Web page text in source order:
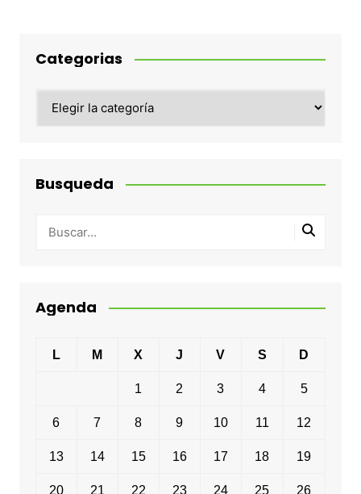
Categorias
Busqueda
Agenda
L M X J V S D
1 2 3 4 5
6 7 8 9 10 11 12
13 14 15 16 17 18 19
20 21 22 23 24 25 26